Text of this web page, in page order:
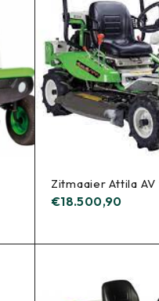
Zitmaaier Attila AV
€18.500,90